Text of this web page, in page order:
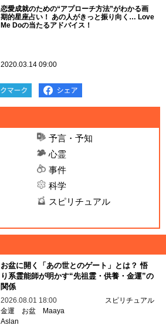
恋愛成就のための“アプローチ方法”がわかる画
期的星座占い！ あの人がきっと振り向く… Love
Me Doの当たるアドバイス！
2020.03.14 09:00
予言・予知
心霊
事件
科学
スピリチュアル
お盆に開く「あの世とのゲート」とは？ 悟
り系霊能師が明かす“先祖霊・供養・金運”の
関係
2026.08.01 18:00
スピリチュアル
金運
お盆
Maaya
Aslan